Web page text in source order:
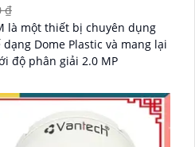
₫
là một thiết bị chuyên dụng
Dome Plastic và mang lại
độ phân giải 2.0 MP